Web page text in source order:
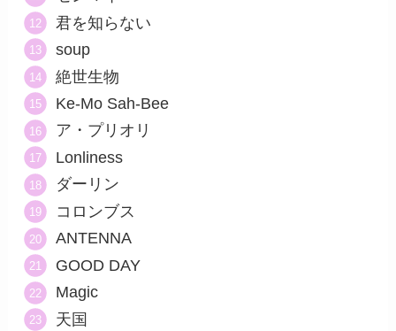
君を知らない
soup
絶世生物
Ke-Mo Sah-Bee
ア・プリオリ
Lonliness
ダーリン
コロンブス
ANTENNA
GOOD DAY
Magic
天国